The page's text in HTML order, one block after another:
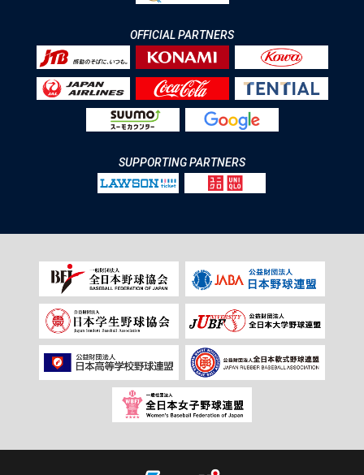
OFFICIAL PARTNERS
SUPPORTING PARTNERS